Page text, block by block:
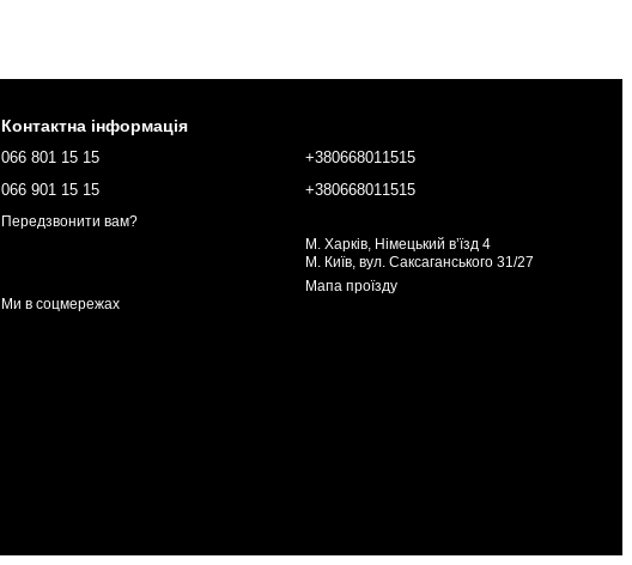
Контактна інформація
066 801 15 15
066 901 15 15
Передзвонити вам?
+380668011515
+380668011515
М. Харків, Німецький вʼїзд 4
М. Київ, вул. Саксаганського 31/27
Мапа проїзду
Ми в соцмережах